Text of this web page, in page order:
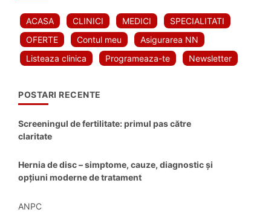
ACASA CLINICI MEDICI
SPECIALITATI
OFERTE
Contul meu
Asigurarea NN
Listeaza clinica
Programeaza-te Newsletter
POSTARI RECENTE
Screeningul de fertilitate: primul pas către
claritate
Hernia de disc – simptome, cauze, diagnostic și
opțiuni moderne de tratament
ANPC